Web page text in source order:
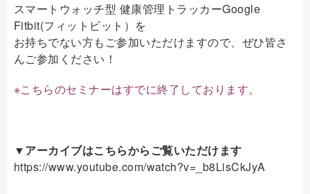
スマートウォッチ型 健康管理トラッカーGoogle
Fitbit(フィットビット）を
お持ちでない方もご参加いただけますので、ぜひ皆さ
んご参加ください！
※こちらのセミナーはすでに終了しております。
▼アーカイブはこちらからご覧いただけます
https://www.youtube.com/watch?v=_b8LisCkJyA